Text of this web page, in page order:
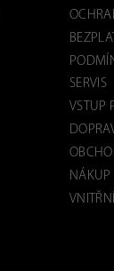
SERVIS
VSTUP
NÁKUP